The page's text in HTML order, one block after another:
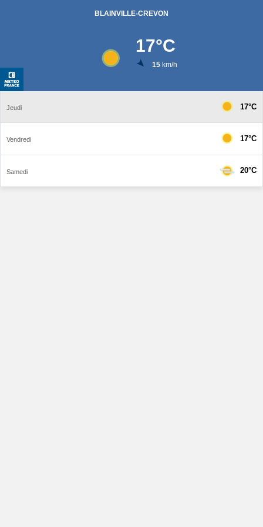
BLAINVILLE-CREVON
17°C
15km/h
Jeudi 17°C
Vendredi 17°C
Samedi 20°C